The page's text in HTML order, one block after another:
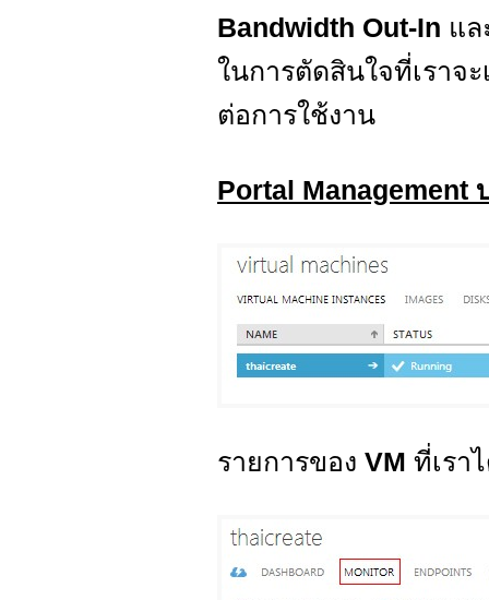
Bandwidth Out-In แล
ในการตัดสินใจที่เราจ
ต่อการใช้งาน
Portal Management
รายการของ VM ที่เรา